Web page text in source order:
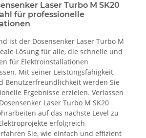
Laser Turbo M SK20
für professionelle
ist der Dosensenker Laser Turbo M
Lösung für alle, die schnelle und
für Elektroinstallationen
Mit seiner Leistungsfähigkeit,
Benutzerfreundlichkeit werden Sie
Ergebnisse erzielen. Verlassen
Laser Turbo M SK20
auf das nächste Level zu
erfolgreich
Sie, wie einfach und effizient